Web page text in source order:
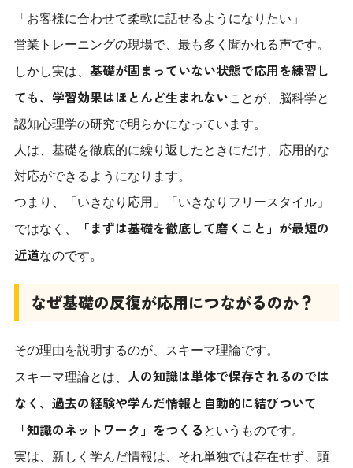
「お客様に合わせて柔軟に話せるようになりたい」
営業トレーニングの現場で、最も多く聞かれる声です。
しかし実は、 基礎が固まっていない状態で応用を練習し
ても、学習効果はほとんど生まれないことが、脳科学と
認知心理学の研究で明らかになっています。
人は、基礎を徹底的に繰り返したときにだけ、応用的な
対応ができるようになります。
つまり、「いきなり応用」「いきなりフリースタイル」
ではなく、
「まずは基礎を徹底して磨くこと」が最短の
近道なのです。
なぜ基礎の反復が応用につながるのか？
その理由を説明するのが、スキーマ理論です。
スキーマ理論とは、 人の知識は単体で保存されるのでは
なく、過去の経験や学んだ情報と自動的に結びついて
「知識のネットワーク」をつくる というものです。
実は、新しく学んだ情報は、それ単独では存在せず、頭